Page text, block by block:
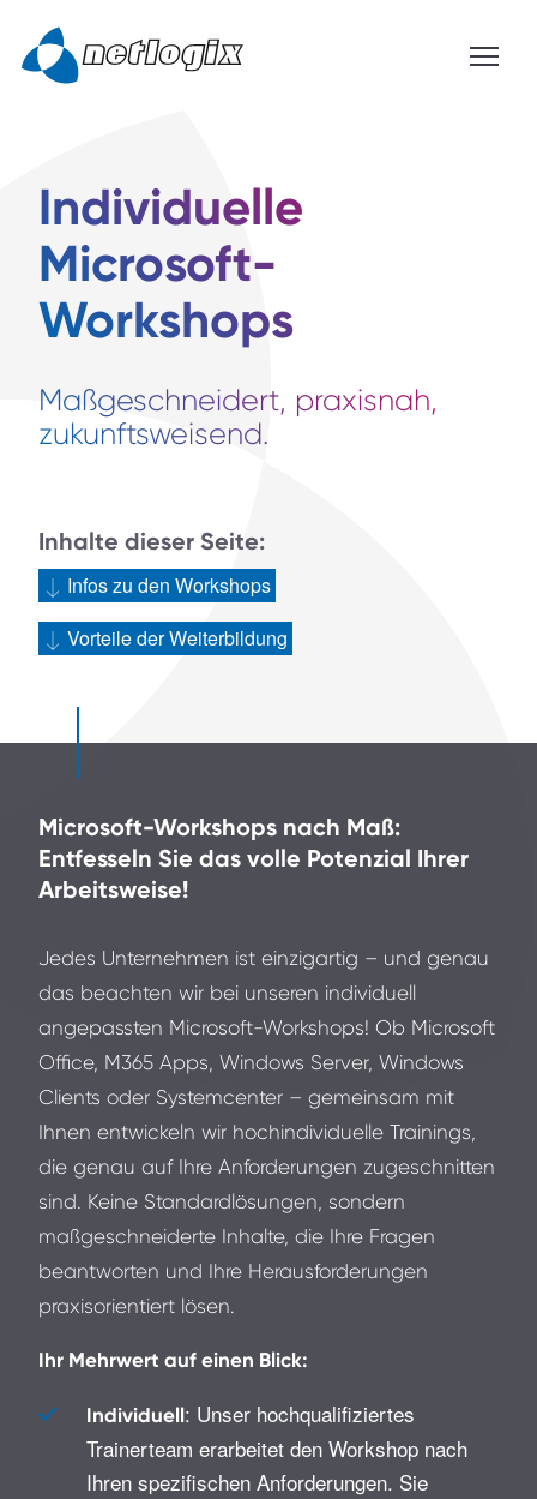
Individuelle
Microsoft-
Workshops
Maßgeschneidert, praxisnah,
zukunftsweisend.
Inhalte dieser Seite:
Infos zu den Workshops
Vorteile der Weiterbildung
Microsoft-Workshops nach Maß:
Entfesseln Sie das volle Potenzial Ihrer
Arbeitsweise!
Jedes Unternehmen ist einzigartig – und genau
das beachten wir bei unseren individuell
angepassten Microsoft-Workshops! Ob Microsoft
Office, M365 Apps, Windows Server, Windows
Clients oder Systemcenter – gemeinsam mit
Ihnen entwickeln wir hochindividuelle Trainings,
die genau auf Ihre Anforderungen zugeschnitten
sind. Keine Standardlösungen, sondern
maßgeschneiderte Inhalte, die Ihre Fragen
beantworten und Ihre Herausforderungen
praxisorientiert lösen.
Ihr Mehrwert auf einen Blick:
Individuell: Unser hochqualifiziertes
Trainerteam erarbeitet den Workshop nach
Ihren spezifischen Anforderungen. Sie